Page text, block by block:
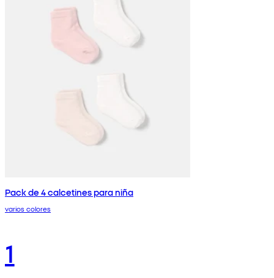
Pack de 4 calcetines para niña
varios colores
1